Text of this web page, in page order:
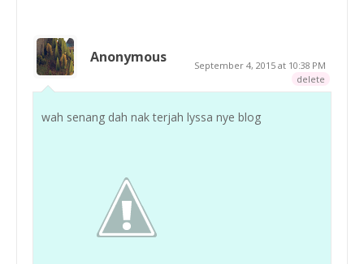
Anonymous
September 4, 2015 at 10:38 PM
delete
wah senang dah nak terjah lyssa nye blog